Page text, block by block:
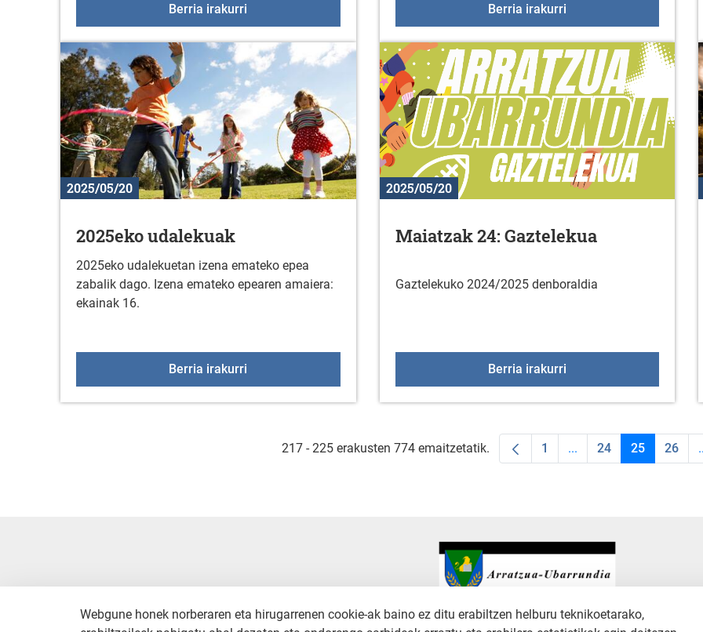
Berria irakurri Berria irakurriEuskadiko eskola kirol
2025/05/20
2025eko udalekuak
2025eko udalekuetan izena emateko epea
zabalik dago. Izena emateko epearen amaiera:
ekainak 16.
Berria irakurri
2025/05/20
Maiatzak 24: Gaztelekua
Gaztelekuko 2024/2025 denboraldia
Berria irakurriMaiatzak 24: Gaztelekua
217 - 225 erakusten 774 emaitzetatik. Orrialdea
1 ...Intermediate Pages Use
Orrialdea
24 Orrialdea
25 26
Webgune honek norberaren eta hirugarrenen cookie-ak baino ez ditu erabiltzen helburu teknikoetarako,